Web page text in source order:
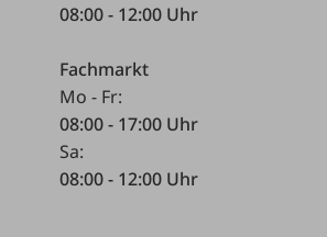
08:00 - 12:00 Uhr
Fachmarkt
Mo - Fr:
08:00 - 17:00 Uhr
Sa:
08:00 - 12:00 Uhr